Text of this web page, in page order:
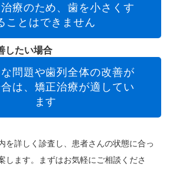
治療のため、歯を小さくす
ことはできません
したい場合
な問題や歯列全体の改善が
は、矯正治療が適してい
ます
を詳しく診査し、患者さんの状態に合っ
します。まずはお気軽にご相談くださ